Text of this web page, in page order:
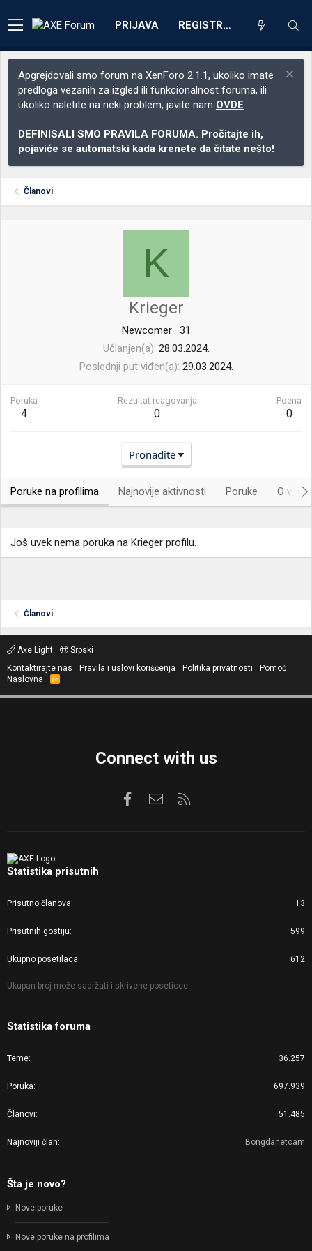
PRIJAVA REGISTRACIJA
Apgrejdovali smo forum na XenForo 2.1.1, ukoliko imate
predloga vezanih za izgled ili funkcionalnost foruma, ili
ukoliko naletite na neki problem, javite nam OVDE
DEFINISALI SMO PRAVILA FORUMA. Pročitajte ih,
pojaviće se automatski kada krenete da čitate nešto!
Članovi
K
Krieger
Newcomer · 31
Učlanjen(a) 28.03.2024.
Poslednji put viđen(a) 29.03.2024.
Poruka
4
Rezultat reagovanja
0
Poena
0
Pronađite
Poruke na profilima Najnovije aktivnosti Poruke O
Još uvek nema poruka na Krieger profilu.
Članovi
Axe Light
Srpski
Kontaktirajte nas
Pravila i uslovi korišćenja Politika privatnosti
Pomoć
Naslovna
R
S
Connect with us
FacebookKontaktirajte nas
Statistika prisutnih
Prisutno članova 13
Prisutnih gostiju 599
Ukupno posetilaca 612
Ukupan broj može sadržati i skrivene posetioce.
Statistika foruma
Teme 36.257
Poruka 697.939
Članovi 51.485
Najnoviji član Bongdanetcam
Šta je novo?
Nove poruke
Nove poruke na profilima